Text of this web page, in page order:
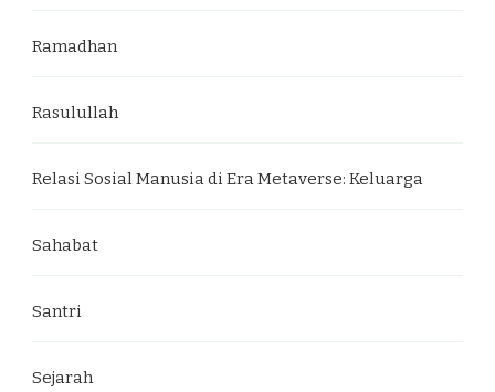
Ramadhan
Rasulullah
Relasi Sosial Manusia di Era Metaverse: Keluarga
Sahabat
Santri
Sejarah